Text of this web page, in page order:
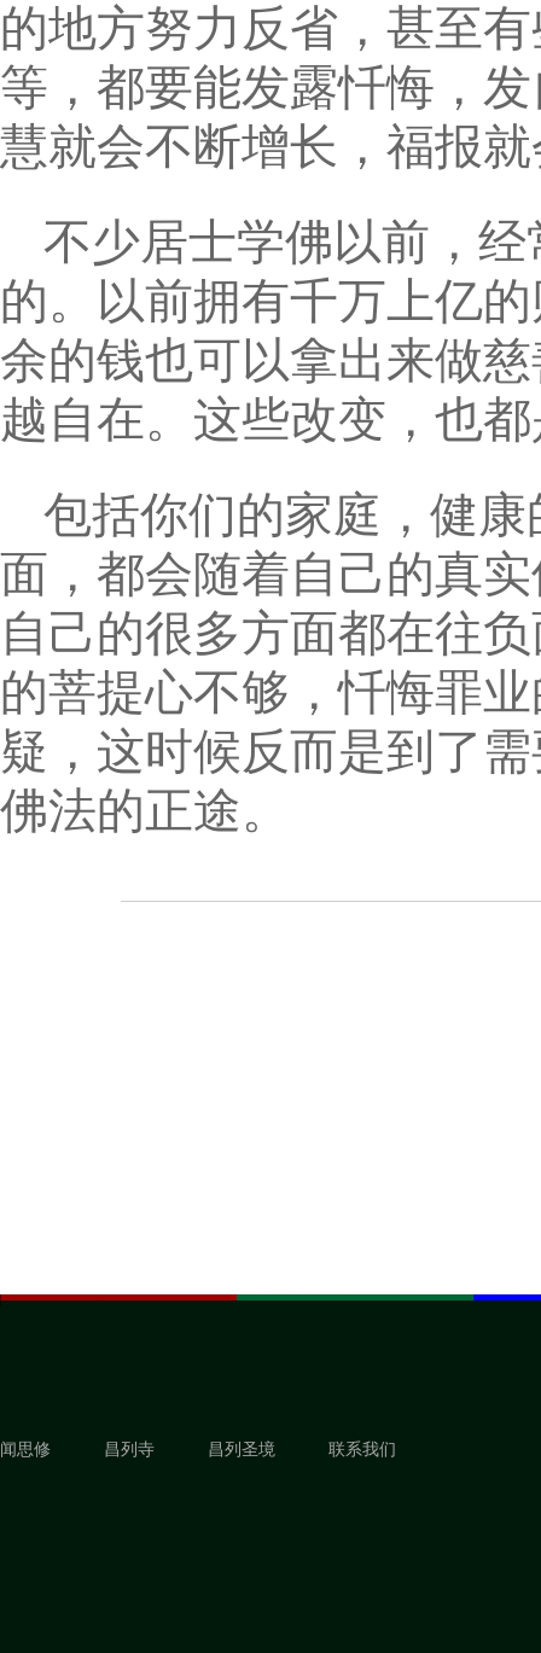
的地方努力反省，甚至
等，都要能发露忏悔，
慧就会不断增长，福报
不少居士学佛以前，
的。以前拥有千万上亿
余的钱也可以拿出来做
越自在。这些改变，也
包括你们的家庭，健
面，都会随着自己的真
自己的很多方面都在往
的菩提心不够，忏悔罪
疑，这时候反而是到了
佛法的正途。
闻思修 昌列寺 昌列圣境 联系我们